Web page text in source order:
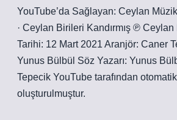
YouTube’da Sağlayan: Ceylan
· Ceylan Birileri Kandırmış ℗
Tarihi: 12 Mart 2021 Aranjör: Caner
Yunus Bülbül Söz Yazarı: Yunus
Tepecik YouTube tarafından
oluşturulmuştur.